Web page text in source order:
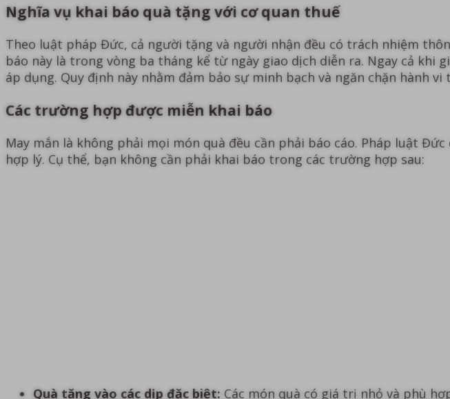
Nghĩa vụ khai báo quà tặng với cơ quan thuế
Theo luật pháp Đức, cả người tặng và người nhận đều có trách nhiệm
báo này là trong vòng ba tháng kể từ ngày giao dịch diễn ra. Ngay cả
áp dụng. Quy định này nhằm đảm bảo sự minh bạch và ngăn chặn hành
Các trường hợp được miễn khai báo
May mắn là không phải mọi món quà đều cần phải báo cáo. Pháp luật
hợp lý. Cụ thể, bạn không cần phải khai báo trong các trường hợp sau:
Quà tặng vào các dịp đặc biệt: Các món quà có giá trị nhỏ và phù